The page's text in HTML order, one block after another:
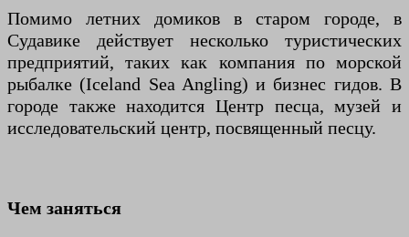
Помимо летних домиков в старом городе, в
Судавике действует несколько туристических
предприятий, таких как компания по морской
рыбалке (Iceland Sea Angling) и бизнес гидов. В
городе также находится Центр песца, музей и
исследовательский центр, посвященный песцу.
Чем заняться